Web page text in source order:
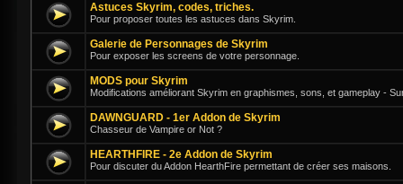
Astuces Skyrim, codes, triches.
Pour proposer toutes les astuces dans Skyrim.
Galerie de Personnages de Skyrim
Pour exposer les screens de votre personnage.
MODS pour Skyrim
Modifications améliorant Skyrim en graphismes, sons, et gameplay -
DAWNGUARD - 1er Addon de Skyrim
Chasseur de Vampire or Not ?
HEARTHFIRE - 2e Addon de Skyrim
Pour discuter du Addon HearthFire permettant de créer ses maisons.